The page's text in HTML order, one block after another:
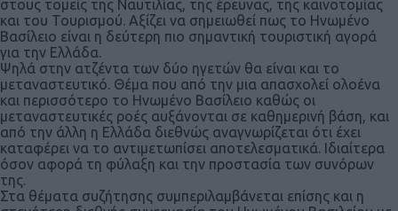
στους τομείς της Ναυτιλίας, της έρευνας, της καινοτομίας
και του Τουρισμού. Αξίζει να σημειωθεί πως το Ηνωμένο
Βασίλειο είναι η δεύτερη πιο σημαντική τουριστική αγορά
για την Ελλάδα.
Ψηλά στην ατζέντα των δύο ηγετών θα είναι και το
μεταναστευτικό. Θέμα που από την μια απασχολεί ολοένα
και περισσότερο το Ηνωμένο Βασίλειο καθώς οι
μεταναστευτικές ροές αυξάνονται σε καθημερινή βάση, και
από την άλλη η Ελλάδα διεθνώς αναγνωρίζεται ότι έχει
καταφέρει να το αντιμετωπίσει αποτελεσματικά. Ιδιαίτερα
όσον αφορά τη φύλαξη και την προστασία των συνόρων
της.
Στα θέματα συζήτησης συμπεριλαμβάνεται επίσης και η